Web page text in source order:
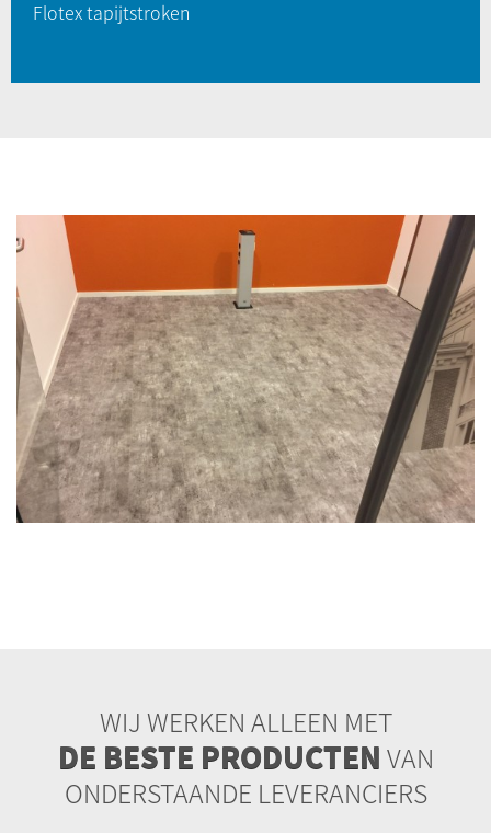
Flotex tapijtstroken
WIJ WERKEN ALLEEN MET
DE BESTE PRODUCTEN VAN
ONDERSTAANDE LEVERANCIERS